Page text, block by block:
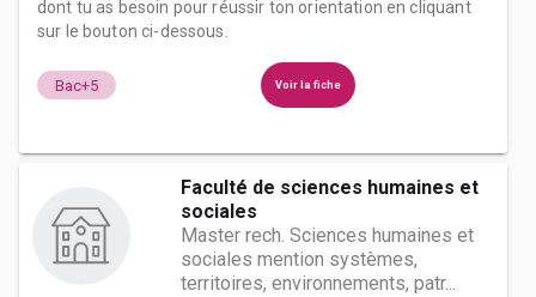
dont tu as besoin pour réussir ton orientation en cliquant
sur le bouton ci-dessous.
Bac+5 Voir la fiche
Faculté de sciences humaines et
sociales
Master rech. Sciences humaines et
sociales mention systèmes,
territoires, environnements, patr...